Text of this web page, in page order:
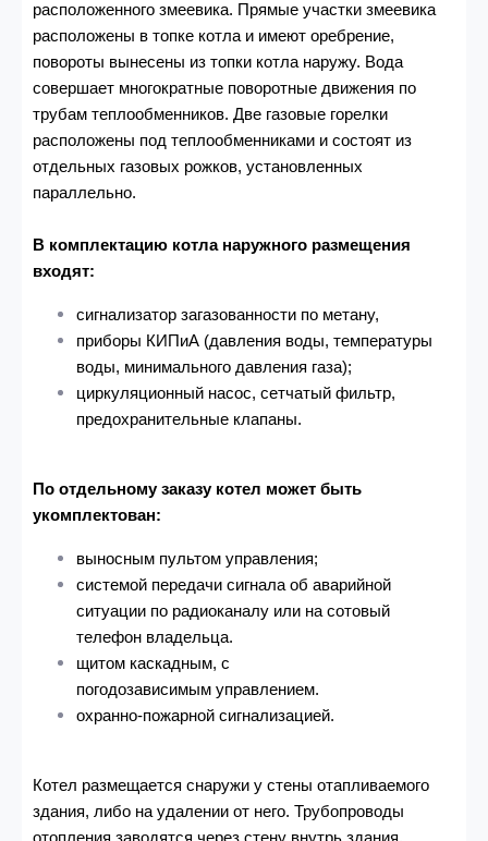
расположенного змеевика. Прямые участки змеевика
расположены в топке котла и имеют оребрение,
повороты вынесены из топки котла наружу. Вода
совершает многократные поворотные движения по
трубам теплообменников. Две газовые горелки
расположены под теплообменниками и состоят из
отдельных газовых рожков, установленных
параллельно.
В комплектацию котла наружного размещения
входят:
сигнализатор загазованности по метану,
приборы КИПиА (давления воды, температуры
воды, минимального давления газа);
циркуляционный насос, сетчатый фильтр,
предохранительные клапаны.
По отдельному заказу котел может быть
укомплектован:
выносным пультом управления;
системой передачи сигнала об аварийной
ситуации по радиоканалу или на сотовый
телефон владельца.
щитом каскадным, с
погодозависимым управлением.
охранно-пожарной сигнализацией.
Котел размещается снаружи у стены отапливаемого
здания, либо на удалении от него. Трубопроводы